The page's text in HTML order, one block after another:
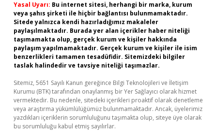
Yasal Uyarı: Bu internet sitesi, herhangi bir marka, kurum
veya şahıs şirketi ile hiçbir bağlantısı bulunmamaktadır.
Sitede yalnızca kendi hazırladığımız makaleler
paylaşılmaktadır. Burada yer alan içerikler haber niteliği
taşımamakta olup, gerçek kurum ve kişiler hakkında
paylaşım yapılmamaktadır. Gerçek kurum ve kişiler ile isim
benzerlikleri tamamen tesadüfidir. Sitemizdeki bilgiler
taslak halindedir ve tavsiye niteliği taşımazlar.
Sitemiz, 5651 Sayılı Kanun gereğince Bilgi Teknolojileri ve İletişim
Kurumu (BTK) tarafından onaylanmış bir Yer Sağlayıcı olarak hizmet
vermektedir. Bu nedenle, sitedeki içerikleri proaktif olarak denetleme
veya araştırma yükümlülüğümüz bulunmamaktadır. Ancak, üyelerimiz
yazdıkları içeriklerin sorumluluğunu taşımakta olup, siteye üye olarak
bu sorumluluğu kabul etmiş sayılırlar.